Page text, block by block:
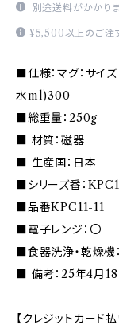
別途送料がかかりま
¥5,500以上のご注
■仕様：マグ：サイ
水ml)300
■総重量：250g
■ 材質：磁器
■ 生産国：日本
■シリーズ番：
■品番KPC11-11
■電子レンジ：〇
■食器洗浄・乾燥機
■ 備考：25年4月
【クレジットカード